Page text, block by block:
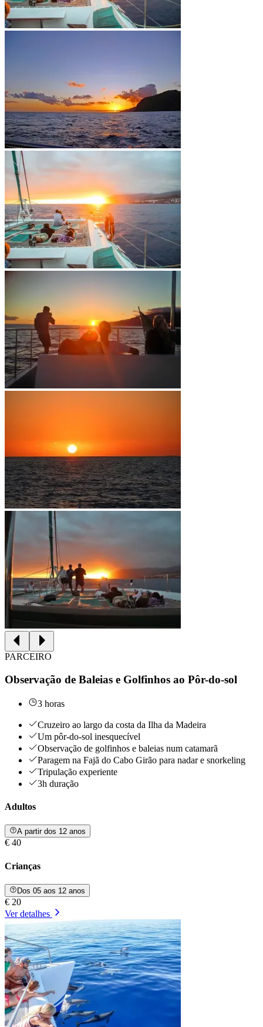
PARCEIRO
Observação de Baleias e Golfinhos ao Pôr-do-sol
3 horas
Cruzeiro ao largo da costa da Ilha da Madeira
Um pôr-do-sol inesquecível
Observação de golfinhos e baleias num catamarã
Paragem na Fajã do Cabo Girão para nadar e snorkeling
Tripulação experiente
3h duração
Adultos
A partir dos 12 anos
€ 40
Crianças
Dos 05 aos 12 anos
€ 20
Ver detalhes